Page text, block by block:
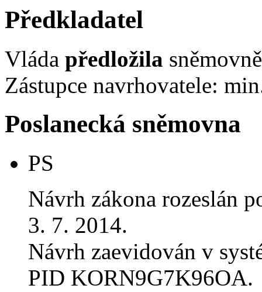
Předkladatel
Vláda předložila
Zástupce navrhovatele:
Poslanecká sněmovna
PS
Návrh zákona rozeslán
3. 7. 2014.
Návrh zaevidován v
PID KORN9G7K96OA.